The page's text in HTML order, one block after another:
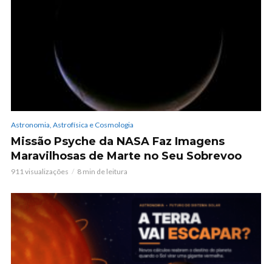
Astronomia, Astrofísica e Cosmologia
Missão Psyche da NASA Faz Imagens
Maravilhosas de Marte no Seu Sobrevoo
911 visualizações 8 min de leitura